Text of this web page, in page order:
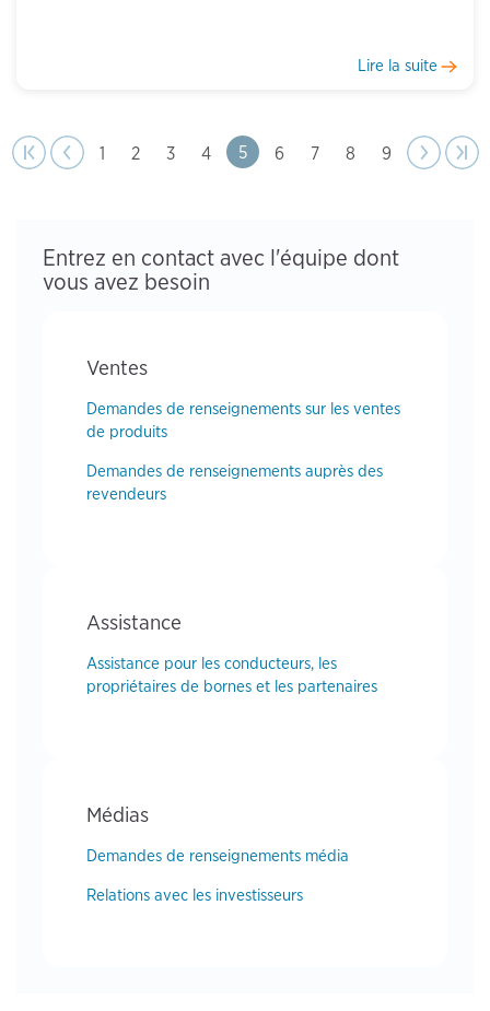
Lire la suite
Pagination
page
First
Previous
‹
Page
1 Page
2 Page
3 Page
4 Page
5 Page
6 Page
7 Page
8 Page
9
Next
page
Next
›
Last
Last »
Entrez en contact avec l'équipe dont
vous avez besoin
Ventes
Demandes de renseignements sur les ventes
de produits
Demandes de renseignements auprès des
revendeurs
Assistance
Assistance pour les conducteurs, les
propriétaires de bornes et les partenaires
Médias
Demandes de renseignements média
Relations avec les investisseurs